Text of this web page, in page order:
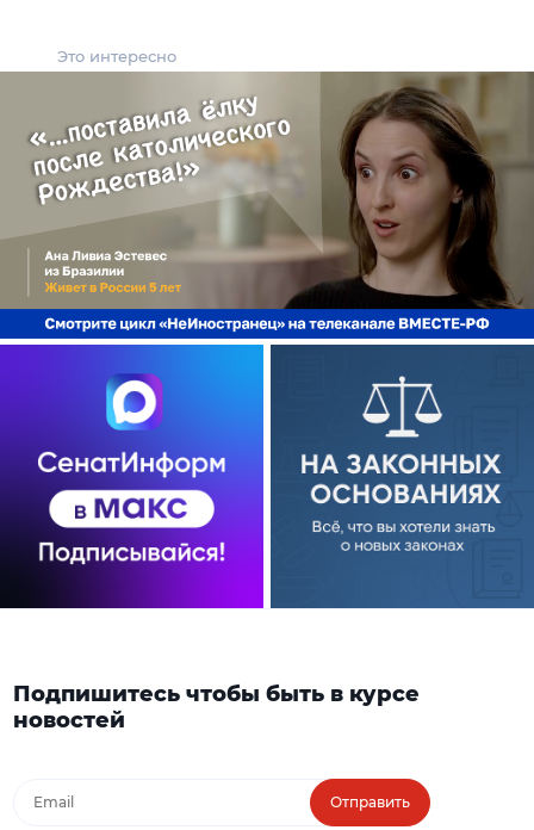
Это интересно
Подпишитесь чтобы быть в курсе
новостей
Отправить